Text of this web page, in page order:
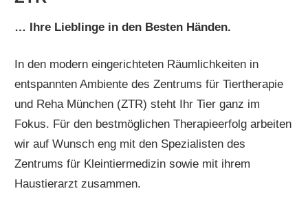
… Ihre Lieblinge in den Besten Händen.
In den modern eingerichteten Räumlichkeiten in
entspannten Ambiente des Zentrums für Tiertherapie
und Reha München (ZTR) steht Ihr Tier ganz im
Fokus. Für den bestmöglichen Therapieerfolg arbeiten
wir auf Wunsch eng mit den Spezialisten des
Zentrums für Kleintiermedizin sowie mit ihrem
Haustierarzt zusammen.